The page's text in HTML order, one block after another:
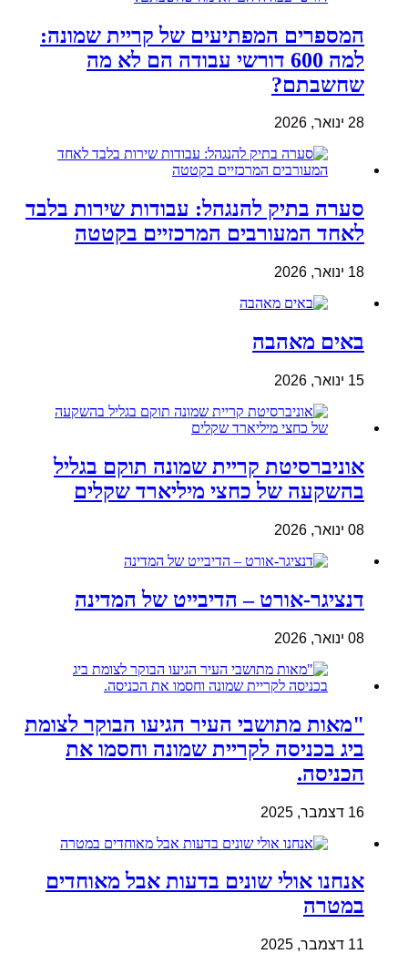
המספרים המפתיעים של קריית שמונה:
למה 600 דורשי עבודה הם לא מה
שחשבתם?
28 ינואר, 2026
סערה בתיק להנגהל: עבודות שירות בלבד
לאחד המעורבים המרכזיים בקטטה
18 ינואר, 2026
באים מאהבה
15 ינואר, 2026
אוניברסיטת קריית שמונה תוקם בגליל
בהשקעה של כחצי מיליארד שקלים
08 ינואר, 2026
דנציגר-אורט – הדיבייט של המדינה
08 ינואר, 2026
"מאות מתושבי העיר הגיעו הבוקר לצומת
ביג בכניסה לקריית שמונה וחסמו את
הכניסה.
16 דצמבר, 2025
אנחנו אולי שונים בדעות אבל מאוחדים
במטרה
11 דצמבר, 2025